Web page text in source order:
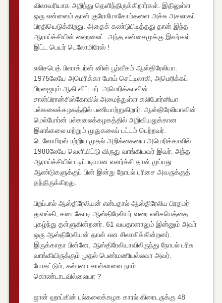
விலாவரியாக அறிந்து தெளிந்திருக்கிறார்கள். இதிலுள்ள
ஒரு என்ஸைம் தான் குரோமோசோம்களை அச்சு அசலாகப்
பிரதியெடுக்கிறது. அதைக் கண்டுபிடித்தது தான் இந்த
ஆராய்ச்சியின் ஹைலைட். அந்த என்சைமுக்கு இவர்கள்
இட்ட பெயர் டெலோமிரேஸ் !
எலிசபெத் பிளாக்பர்ன் னின் பூர்வீகம் ஆஸ்திரேலியா.
1975லேயே அமெரிக்கா போய் செட்டிலாகி, அமெரிக்கப்
பிரஜையும் ஆகி விட்டார். அமெரிக்காவின்
சான்பிரான்சிஸ்கோவில் அமைந்துள்ள கலிபோர்னியா
பல்கலைக்கழகத்தில் பணியாற்றுகிறார். ஆஸ்திரேலியாவின்
மெல்போர்ன் பல்கலைக்கழகத்தில் அறிவியலுக்கான
இளங்கலை மற்றும் முதுகலைப் பட்டம் பெற்றவர்.
டெலோமிரஸ் பற்றிய முதல் அறிக்கையை அமெரிக்காவில்
1980லேயே வெளியிட்டு விருது வாங்கியவர் இவர். அந்த
ஆராய்ச்சியில் படிப்படியான வளர்ச்சி தான் முப்பது
ஆண்டுகளுக்குப் பின் இன்று நோபல் பரிசை அவருக்குத்
தந்திருக்கிறது.
பிறப்பால் ஆஸ்திரேலியன் என்பதால் ஆஸ்திரேலிய பிரதமர்
துவங்கி, கடைகோடி ஆஸ்திரேலியர் வரை எலிசபெத்தை
புகழ்ந்து தள்ளுகின்றனர். 61 வயதானாலும் இன்னும் அவர்
ஒரு ஆஸ்திரேலியன் தான் என சிலாகிக்கின்றனர்.
இருக்காதா பின்னே, ஆஸ்திரேலியாவிலிருந்து நோபல் பரிசு
வாங்கியிருக்கும் முதல் பெண்மணியல்லவா அவர்.
போகட்டும், கல்பனா சாவ்லாவை நாம்
கொண்டாடவில்லையா ?
ஜான் ஹாப்கின் பல்கலைக்கழக காரல் கிரைடருக்கு 48